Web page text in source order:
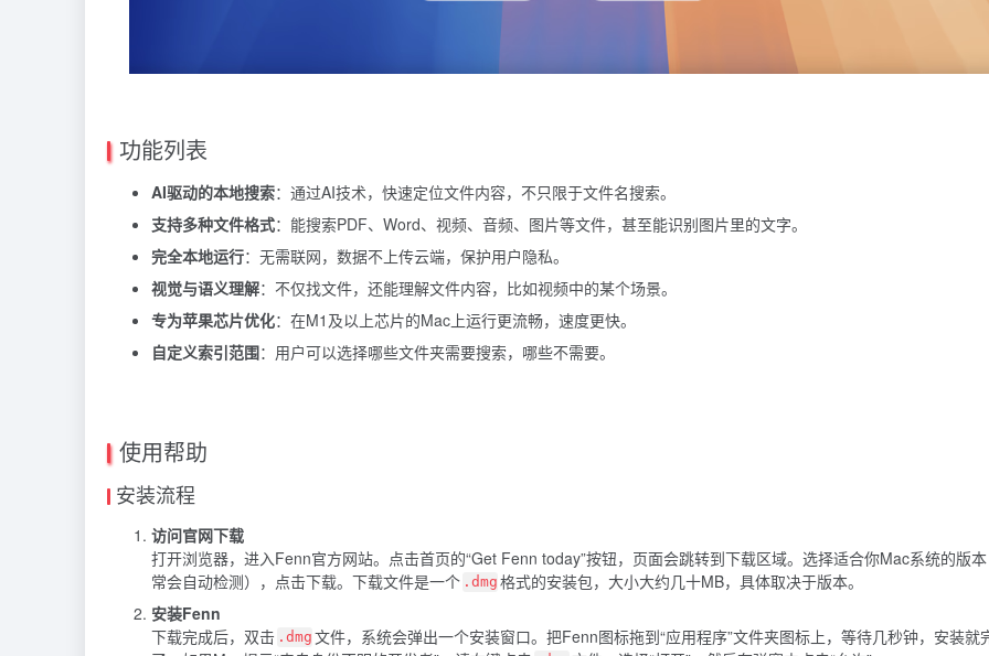
功能列表
AI驱动的本地搜索：通过AI技术，快速定位文件内容，不只限于文件名搜索。
支持多种文件格式：能搜索PDF、Word、视频、音频、图片等文件，甚至能识别图片里的文字。
完全本地运行：无需联网，数据不上传云端，保护用户隐私。
视觉与语义理解：不仅找文件，还能理解文件内容，比如视频中的某个场景。
专为苹果芯片优化：在M1及以上芯片的Mac上运行更流畅，速度更快。
自定义索引范围：用户可以选择哪些文件夹需要搜索，哪些不需要。
使用帮助
安装流程
访问官网下载
打开浏览器，进入Fenn官方网站。点击首页的“Get Fenn today”按钮，页面会跳转到下载区域。选择适合你Mac系统的版
常会自动检测），点击下载。下载文件是一个 .dmg 格式的安装包，大小大约几十MB，具体取决于版本。
安装Fenn
下载完成后，双击 .dmg 文件，系统会弹出一个安装窗口。把Fenn图标拖到“应用程序”文件夹图标上，等待几秒钟，安装就